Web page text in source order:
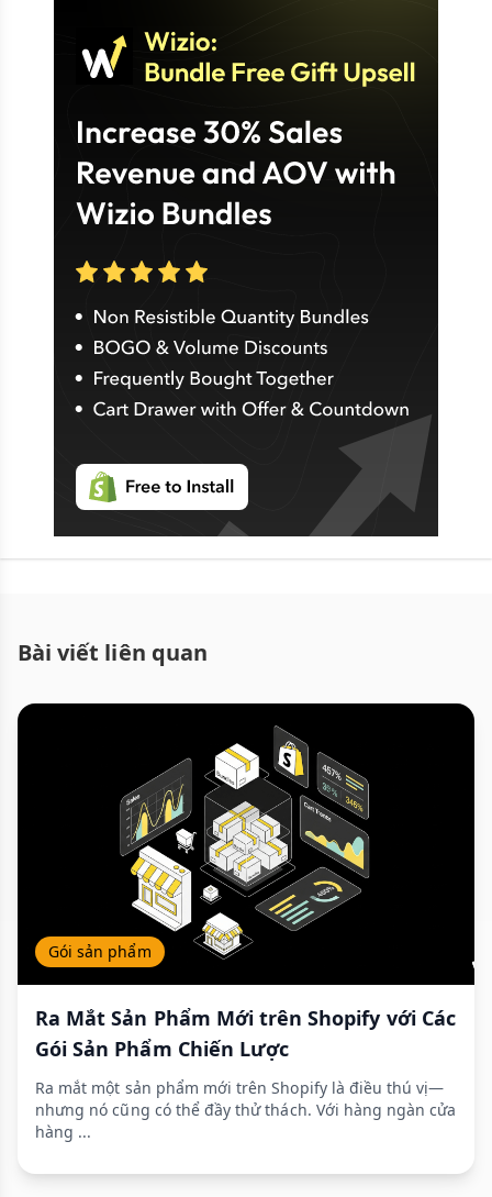
Bài viết liên quan
Gói sản phẩm
Ra Mắt Sản Phẩm Mới trên Shopify với Các
Gói Sản Phẩm Chiến Lược
Ra mắt một sản phẩm mới trên Shopify là điều thú vị—
nhưng nó cũng có thể đầy thử thách. Với hàng ngàn cửa
hàng ...